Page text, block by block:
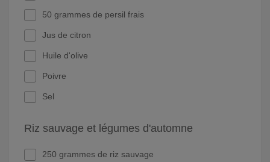
50 grammes de persil frais
Jus de citron
Huile d'olive
Poivre
Sel
Riz sauvage et légumes d'automne
250 grammes de riz sauvage